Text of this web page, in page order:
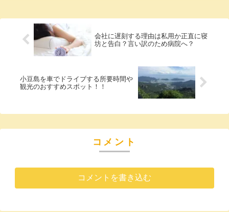
会社に遅刻する理由は私用か正直に寝
坊と告白？言い訳のため病院へ？
小豆島を車でドライブする所要時間や
観光のおすすめスポット！！
コメント
コメントを書き込む